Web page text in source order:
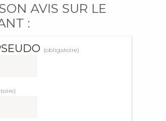
AVIS SUR LE
:
(obligatoire)